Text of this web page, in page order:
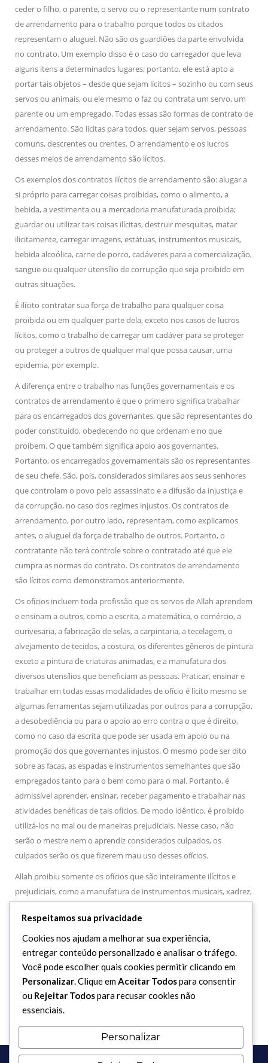
ceder o filho, o parente, o servo ou o representante num contrato
de arrendamento para o trabalho porque todos os citados
representam o aluguel. Não são os guardiões da parte envolvida
no contrato. Um exemplo disso é o caso do carregador que leva
alguns itens a determinados lugares; portanto, ele está apto a
portar tais objetos – desde que sejam lícitos – sozinho ou com seus
servos ou animais, ou ele mesmo o faz ou contrata um servo, um
parente ou um empregado. Todas essas são formas de contrato de
arrendamento. São lícitas para todos, quer sejam servos, pessoas
comuns, descrentes ou crentes. O arrendamento e os lucros
desses meios de arrendamento são lícitos.
Os exemplos dos contratos ilícitos de arrendamento são: alugar a
si próprio para carregar coisas proibidas, como o alimento, a
bebida, a vestimenta ou a mercadoria manufaturada proibida;
guardar ou utilizar tais coisas ilícitas, destruir mesquitas, matar
ilicitamente, carregar imagens, estátuas, instrumentos musicais,
bebida alcoólica, carne de porco, cadáveres para a comercialização,
sangue ou qualquer utensílio de corrupção que seja proibido em
outras situações.
É ilícito contratar sua força de trabalho para qualquer coisa
proibida ou em qualquer parte dela, exceto nos casos de lucros
lícitos, como o trabalho de carregar um cadáver para se proteger
ou proteger a outros de qualquer mal que possa causar, uma
epidemia, por exemplo.
A diferença entre o trabalho nas funções governamentais e os
contratos de arrendamento é que o primeiro significa trabalhar
para os encarregados dos governantes, que são representantes do
poder constituído, obedecendo no que ordenam e no que
proíbem. O que também significa apoio aos governantes.
Portanto, os encarregados governamentais são os representantes
de seu chefe. São, pois, considerados similares aos seus senhores
que controlam o povo pelo assassinato e a difusão da injustiça e
da corrupção, no caso dos regimes injustos. Os contratos de
arrendamento, por outro lado, representam, como explicamos
antes, o aluguel da força de trabalho de outros. Portanto, o
contratante não terá controle sobre o contratado até que ele
cumpra as normas do contrato. Os contratos de arrendamento
são lícitos como demonstramos anteriormente.
Os ofícios incluem toda profissão que os servos de Allah aprendem
e ensinam a outros, como a escrita, a matemática, o comércio, a
ourivesaria, a fabricação de selas, a carpintaria, a tecelagem, o
alvejamento de tecidos, a costura, os diferentes gêneros de pintura
exceto a pintura de criaturas animadas, e a manufatura dos
diversos utensílios que beneficiam as pessoas. Praticar, ensinar e
trabalhar em todas essas modalidades de ofício é lícito mesmo se
algumas ferramentas sejam utilizadas por outros para a corrupção,
a desobediência ou para o apoio ao erro contra o que é direito,
como no caso da escrita que pode ser usada em apoio ou na
promoção dos que governantes injustos. O mesmo pode ser dito
sobre as facas, as espadas e instrumentos semelhantes que são
empregados tanto para o bem como para o mal. Portanto, é
admissível aprender, ensinar, receber pagamento e trabalhar nas
atividades benéficas de tais ofícios. De modo idêntico, é proibido
utilizá-los no mal ou de maneiras prejudiciais. Nesse caso, não
serão o mestre nem o aprendiz considerados culpados, os
culpados serão os que fizerem mau uso desses ofícios.
Allah proibiu somente os ofícios que são inteiramente ilícitos e
prejudiciais, como a manufatura de instrumentos musicais, xadrez,
ofícios correlatos, como também os ofícios de fabricação de
bebidas inebriantes ou de objetos ilícitos que não proporcionam
nenhum benefício. É proibido ensinar, aprender, trabalhar e
receber remuneração pela prática de tais ofícios, como também é
proibido administrar qualquer parte do processo deles.
Respeitamos sua privacidade
Cookies nos ajudam a melhorar sua experiência,
entregar conteúdo personalizado e analisar o tráfego.
Você pode escolher quais cookies permitir clicando em
Personalizar. Clique emAceitar Todospara consentir
ou Rejeitar Todospara recusar cookies não
essenciais.
Personalizar